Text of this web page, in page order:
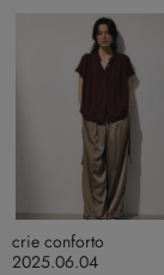
2025.06.04
crie conforto